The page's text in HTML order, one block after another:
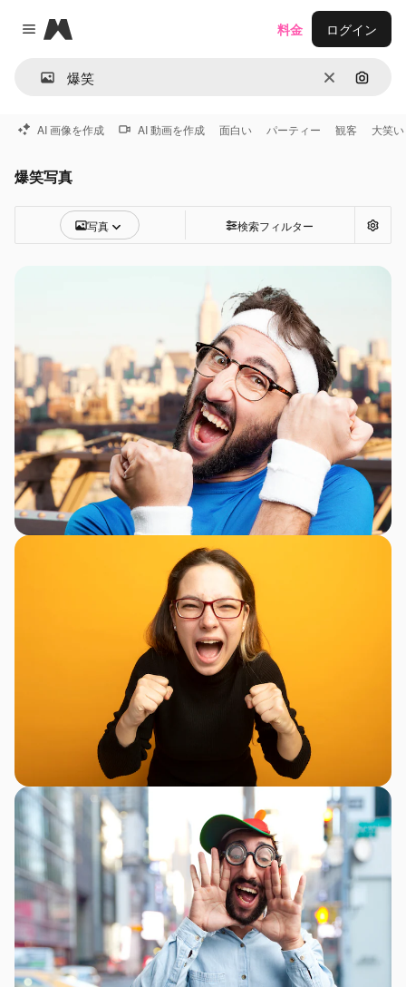
Close menu
Magnific
消去 画像で
料金 ログイン
AI 画像を作成 AI 動画を作成 面白い パーティー 観客 大笑い
爆笑写真
写真 検索フィルター